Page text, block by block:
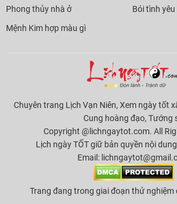
Phong thủy nhà ở
Mệnh Kim hợp màu gì
Bói tình yêu
Chuyên trang Lịch Vạn Niên, Xem ngày tốt
Cung hoàng đạo, Tướng
Copyright @lichngaytot.com. All
Lịch ngày TỐT giữ bản quyền nội
Email:
Trang đang trong giai đoạn thử nghiệm